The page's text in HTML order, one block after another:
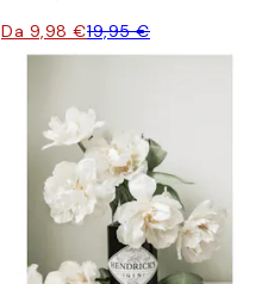
Da 9,98 €19,95 €